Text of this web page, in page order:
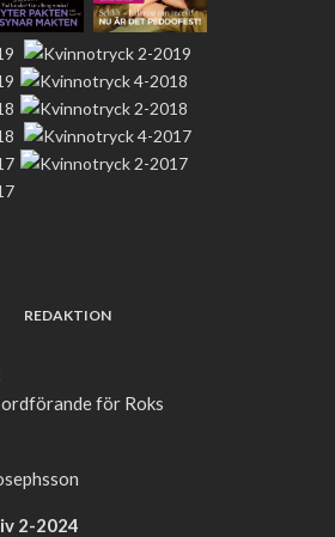
REDAKTION
för Roks
2-2024